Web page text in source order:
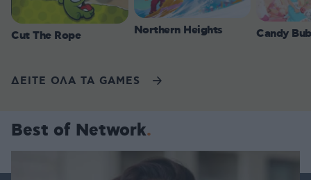
Cut The Rope Northern Heights Candy
ΔΕΙΤΕ ΟΛΑ ΤΑ GAMES
Best of Network